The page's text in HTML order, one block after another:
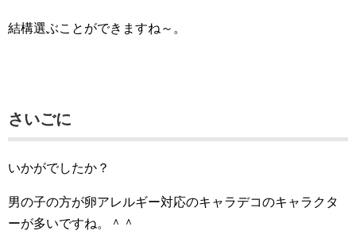
結構選ぶことができますね～。
さいごに
いかがでしたか？
男の子の方が卵アレルギー対応のキャラデコのキャラクタ
ーが多いですね。＾＾